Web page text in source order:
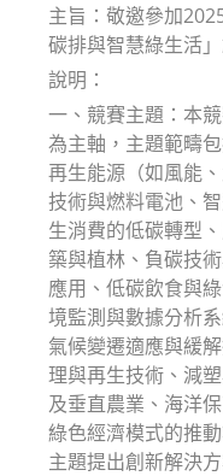
主旨：敬邀參加
碳排與智慧綠生活
說明：
一、競賽主題：本
為主軸，主題範疇
再生能源（如風能
技術與燃料電池、
生消費的低碳轉型
築與植林、負碳技
應用、低碳飲食與
境監測與數據分析
氣候變遷適應與緩
理與再生技術、減
及垂直農業、海洋
綠色經濟模式的推
主題提出創新解決方